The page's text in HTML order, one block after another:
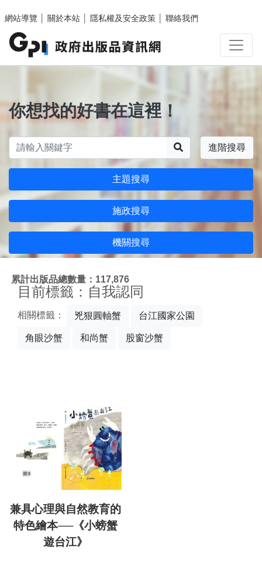
網站導覽
關於本站 隱私權及安全政策 聯絡我們
你想找的好書在這裡！
進階搜尋
主題搜尋
施政搜尋
機關搜尋
累計出版品總數量：117,876
目前標籤：自我認同
相關標籤： 兇狠圓軸蟹 台江國家公園
角眼沙蟹 和尚蟹 股窗沙蟹
兼具心理與自然教育的
特色繪本──《小螃蟹
遊台江》